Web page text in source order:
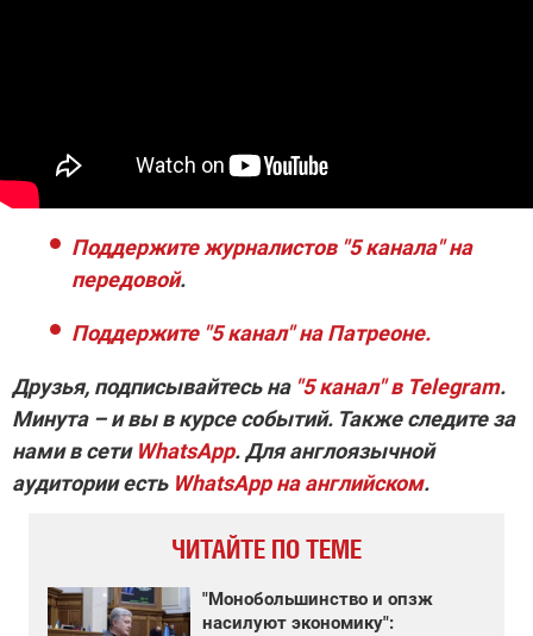
Поддержите журналистов "5 канала" на
передовой.
Поддержите "5 канал" на Патреоне.
Друзья, подписывайтесь на "5 канал" в Telegram.
Минута – и вы в курсе событий. Также следите за
нами в сети WhatsApp. Для англоязычной
аудитории есть WhatsApp на английском.
ЧИТАЙТЕ ПО ТЕМЕ
"Монобольшинство и опзж
насилуют экономику":